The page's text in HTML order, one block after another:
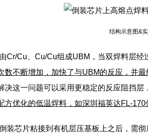
结构示意图&
Cr/Cu、Cu/Cu组成UBM，当双焊料层经
数不断增加，加快了与UBM的反应，并
决这一问题可以采用更稳定的反应阻挡
方优化的低温焊料，如深圳福英达FL-170
装芯片粘接到有机层压基板上之后，需